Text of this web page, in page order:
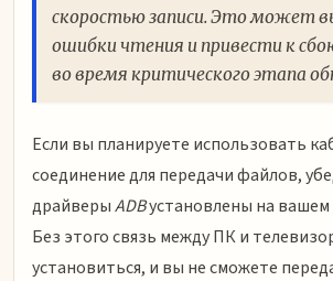
скоростью записи. Это может
ошибки чтения и привести к
во время критического этапа
Если вы планируете использовать
соединение для передачи файлов,
драйверыADBустановлены на
Без этого связь между ПК и
установиться, и вы не сможете